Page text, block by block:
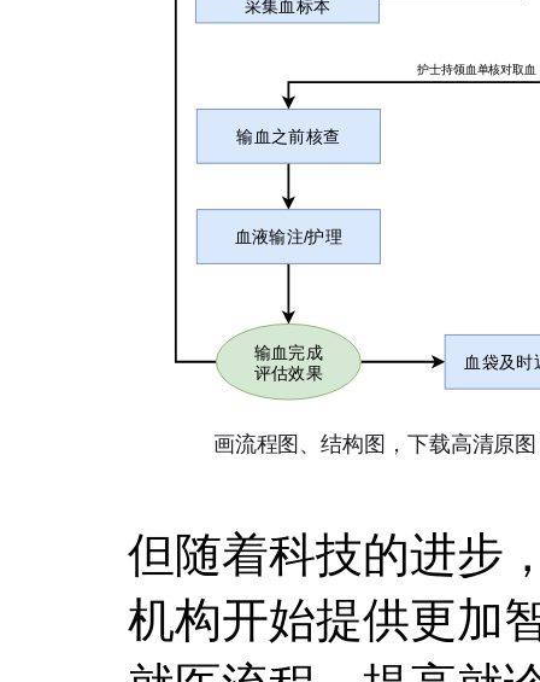
但随着科技的进步
机构开始提供更加